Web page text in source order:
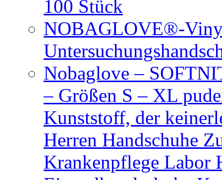
100 Stück
NOBAGLOVE®-
Nobaglove –
– Größen S – XL
Kunststoff, der
Herren Handschuhe
Krankenpflege Labor